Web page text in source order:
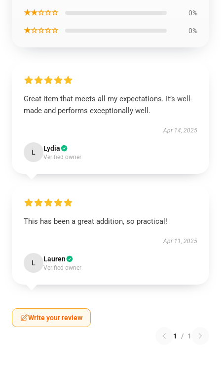
★★☆☆☆ 0%
★☆☆☆☆ 0%
Great item that meets all my expectations. It’s well-
made and performs exceptionally well.
Apr 14, 2025
L Lydia
Verified owner
This has been a great addition, so practical!
Apr 11, 2025
L Lauren
Verified owner
Write your review
1 / 1